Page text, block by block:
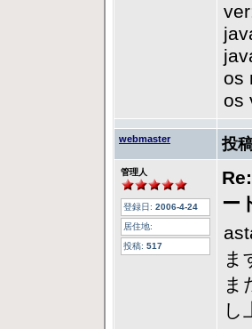
os
os
webmaster 投
管理人
登録日: 2006-4-24
居住地:
投稿: 517
ー
ま
ま
し